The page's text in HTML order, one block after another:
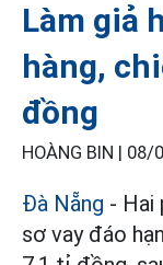
Làm giả
hàng,
đồng
HOÀNG BIN | 08/
Đà Nẵng - Hai
sơ vay đáo